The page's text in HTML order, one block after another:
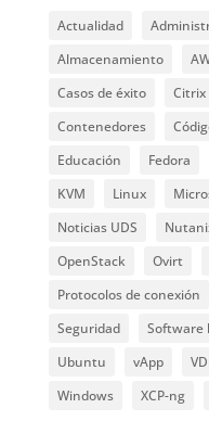
Actualidad
Almacenamiento
Casos de éxito
Citrix
Contenedores
Educación
Fedora
KVM
Linux
Noticias UDS
OpenStack
Ovirt
Protocolos de conexión
Seguridad
Software
Ubuntu
vApp
Windows
XCP-ng